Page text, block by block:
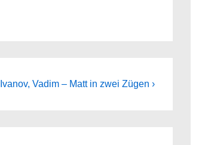
Next
Ivanov, Vadim – Matt in zwei Zügen ›